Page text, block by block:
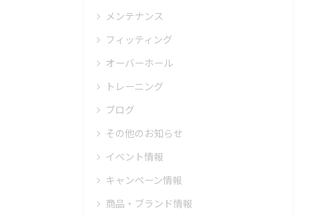
メンテナンス
フィッティング
オーバーホール
トレーニング
ブログ
その他のお知らせ
イベント情報
キャンペーン情報
商品・ブランド情報